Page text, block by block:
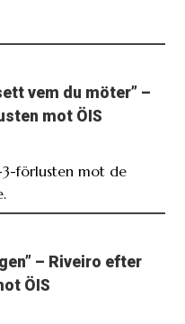
vem du möter” –
mot ÖIS
förlusten mot de
– Riveiro efter
ÖIS